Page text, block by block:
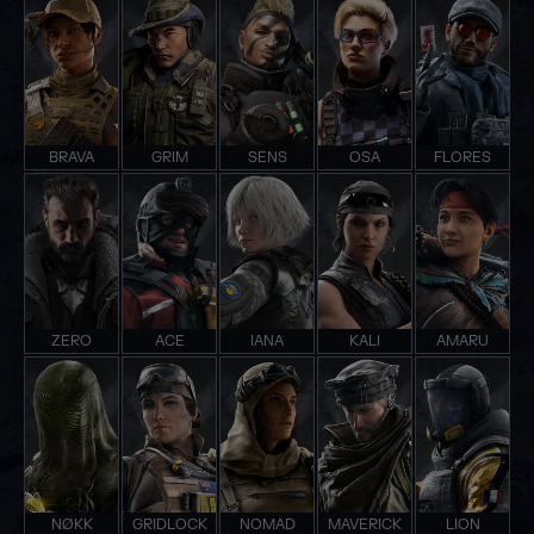
BRAVA GRIM SENS OSA FLORES
ZERO ACE IANA KALI AMARU
NØKK GRIDLOCK NOMAD MAVERICK LION